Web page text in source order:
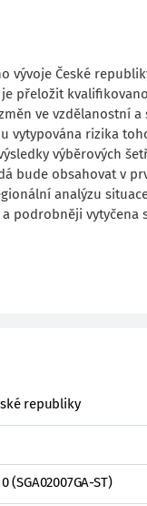
České
přeložit
ve vzdělanostní
vytypována rizika
výběrových
bude obsahovat v
analýzu
podrobněji vytyčena
republiky
ST)